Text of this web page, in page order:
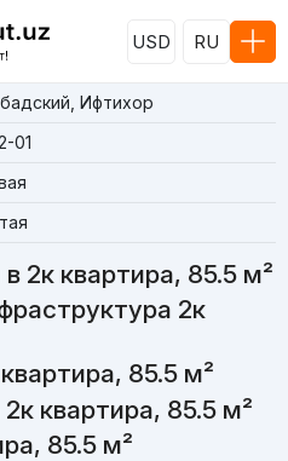
USD RU
Ифтихор
01
2к квартира, 85.5 м²
2к
85.5 м²
квартира, 85.5 м²
85.5 м²